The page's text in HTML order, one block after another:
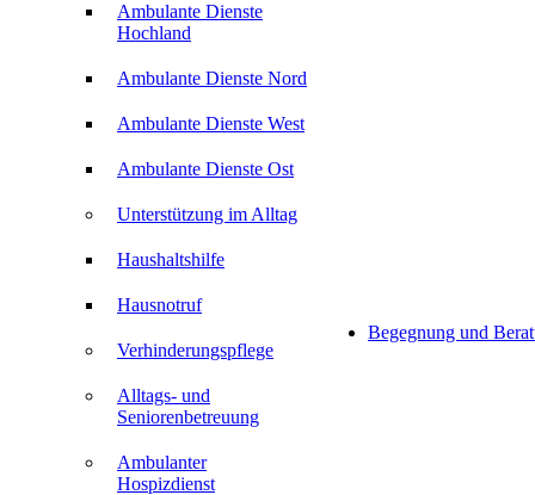
Ambulante Dienste
Hochland
Ambulante Dienste Nord
Ambulante Dienste West
Ambulante Dienste Ost
Unterstützung im Alltag
Haushaltshilfe
Hausnotruf
Verhinderungspflege
Alltags- und
Seniorenbetreuung
Ambulanter
Hospizdienst
Begegnung und